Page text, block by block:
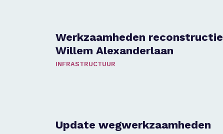
Werkzaamheden reconstructie
Willem Alexanderlaan
INFRASTRUCTUUR
Update wegwerkzaamheden